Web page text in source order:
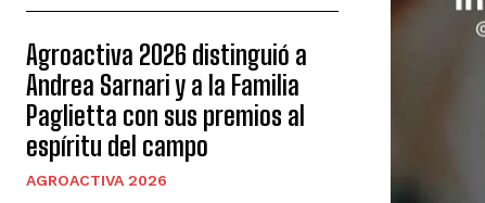
Agroactiva 2026 distinguió a
Andrea Sarnari y a la Familia
Paglietta con sus premios al
espíritu del campo
AGROACTIVA 2026